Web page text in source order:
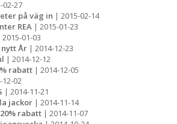
02-27
på väg in | 2015-02-14
REA | 2015-01-23
2015-01-03
nytt År | 2014-12-23
| 2014-12-12
rabatt | 2014-12-05
12-02
| 2014-11-21
jackor | 2014-11-14
rabatt | 2014-11-07